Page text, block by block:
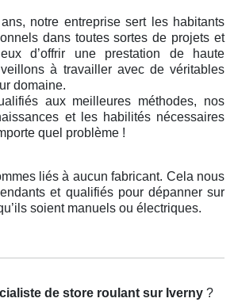
notre entreprise sert les habitants
dans toutes sortes de projets et
d’offrir une prestation de haute
à travailler avec de véritables
domaine.
aux meilleures méthodes, nos
et les habilités nécessaires
quel problème !
liés à aucun fabricant. Cela nous
et qualifiés pour dépanner sur
soient manuels ou électriques.
de store roulant sur Iverny ?